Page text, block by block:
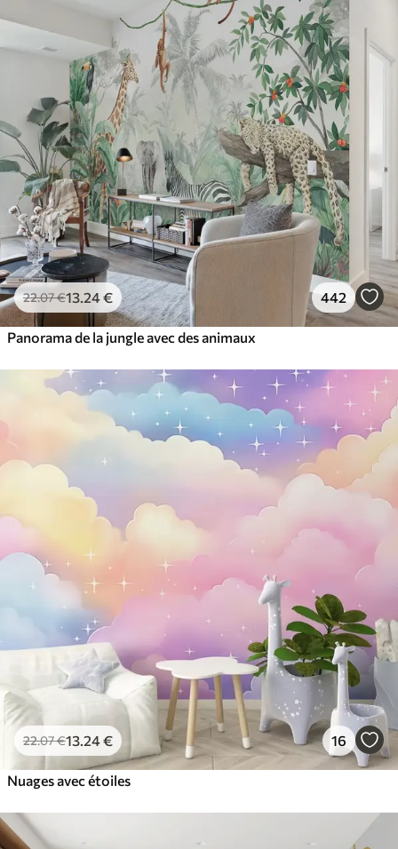
22.07€13 .24€ 442
Panorama de la jungle avec des animaux
22.07€13 .24€ 16
Nuages avec étoiles